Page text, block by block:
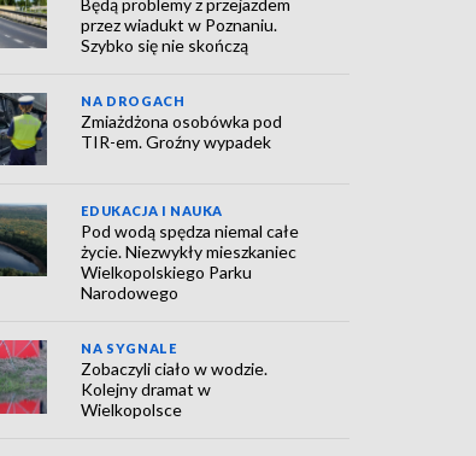
przez wiadukt w Poznaniu.
Szybko się nie skończą
NA DROGACH
Zmiażdżona osobówka pod
TIR-em. Groźny wypadek
EDUKACJA I NAUKA
Pod wodą spędza niemal całe
życie. Niezwykły mieszkaniec
Wielkopolskiego Parku
Narodowego
NA SYGNALE
Zobaczyli ciało w wodzie.
Kolejny dramat w
Wielkopolsce